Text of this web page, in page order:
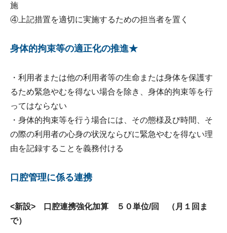
施
④上記措置を適切に実施するための担当者を置く
身体的拘束等の適正化の推進★
・利用者または他の利用者等の生命または身体を保護す
るため緊急やむを得ない場合を除き、身体的拘束等を行
ってはならない
・身体的拘束等を行う場合には、その態様及び時間、そ
の際の利用者の心身の状況ならびに緊急やむを得ない理
由を記録することを義務付ける
口腔管理に係る連携
<新設> 口腔連携強化加算 ５０単位/回 （月１回ま
で）